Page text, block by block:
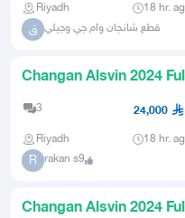
Riyadh 18 hr.
ق قطع شانجان وام جي وجيلي
Changan Alsvin 2024
Original Body
3 24,000
Riyadh 18 hr.
R rakan s9
Changan Alsvin 2024